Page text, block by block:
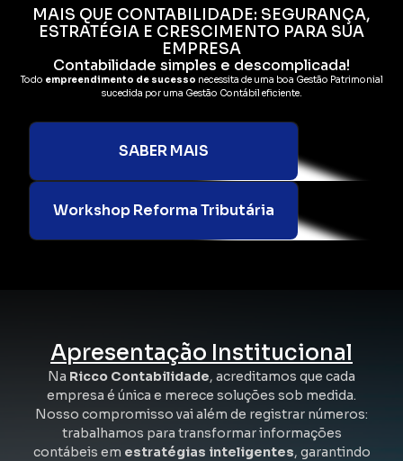
MAIS QUE CONTABILIDADE: SEGURANÇA,
ESTRATÉGIA E CRESCIMENTO PARA SUA
EMPRESA
Contabilidade simples e descomplicada!
Todo empreendimento de sucesso necessita de uma boa Gestão Patrimonial
sucedida por uma Gestão Contábil eficiente.
SABER MAIS
Workshop Reforma Tributária
Apresentação Institucional
Na Ricco Contabilidade, acreditamos que cada
empresa é única e merece soluções sob medida.
Nosso compromisso vai além de registrar números:
trabalhamos para transformar informações
contábeis em estratégias inteligentes, garantindo